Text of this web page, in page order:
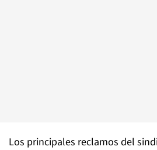
Los principales reclamos del